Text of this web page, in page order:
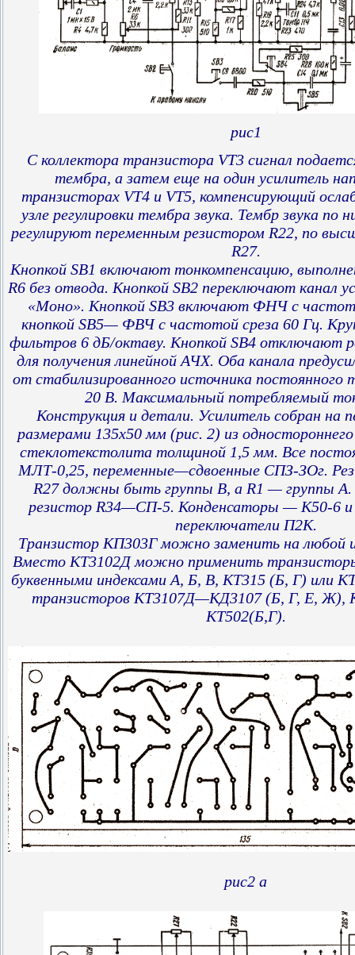
рис1
С коллектора транзистора VT3 сигнал
тембра, а затем еще на один усилитель
транзисторах VT4 и VT5, компенсирующий
узле регулировки тембра звука. Тембр звука
регулируют переменным резистором R22, по
R27.
Кнопкой SB1 включают тонкомпенсацию,
R6 без отвода. Кнопкой SB2 переключают канал
«Моно». Кнопкой SB3 включают ФНЧ с
кнопкой SB5— ФВЧ с частотой среза 60 Гц.
фильтров 6 дБ/октаву. Кнопкой SB4 отключают
для получения линейной АЧХ. Оба канала
от стабилизированного источника
20 В. Максимальный потребляемый
Конструкция и детали. Усилитель собран на
размерами 135х50 мм (рис. 2) из
стеклотекстолита толщиной 1,5 мм. Все
МЛТ-0,25, переменные—сдвоенные СПЗ-ЗОг.
R27 должны быть группы В, a R1 — группы
резистор R34—СП-5. Конденсаторы — К50-6
переключатели П2К.
Транзистор КП303Г можно заменить на любой
Вместо КТ3102Д можно применить
буквенными индексами А, Б, В, КТ315 (Б, Г) или
транзисторов КТ3107Д—КД3107 (Б, Г, Е, Ж),
КТ502(Б,Г).
рис2 а